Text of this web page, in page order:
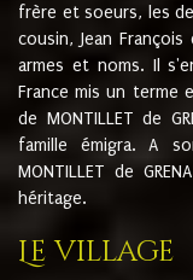
frère et soeurs, les
cousin, Jean
armes et noms. Il
France mis un terme
de MONTILLET de
famille émigra. A
MONTILLET de
héritage.
Le village